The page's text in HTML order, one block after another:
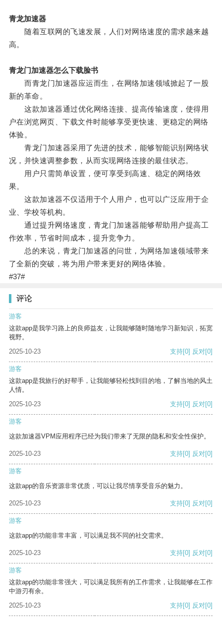
青龙加速器
随着互联网的飞速发展，人们对网络速度的需求越来越
高。
青龙门加速器怎么下载脸书
而青龙门加速器应运而生，在网络加速领域掀起了一股
新的革命。
这款加速器通过优化网络连接、提高传输速度，使得用
户在浏览网页、下载文件时能够享受更快速、更稳定的网络
体验。
青龙门加速器采用了先进的技术，能够智能识别网络状
况，并快速调整参数，从而实现网络连接的最佳状态。
用户只需简单设置，便可享受到高速、稳定的网络效
果。
这款加速器不仅适用于个人用户，也可以广泛应用于企
业、学校等机构。
通过提升网络速度，青龙门加速器能够帮助用户提高工
作效率，节省时间成本，提升竞争力。
总的来说，青龙门加速器的问世，为网络加速领域带来
了全新的突破，将为用户带来更好的网络体验。
#37#
评论
游客
这款app是我学习路上的良师益友，让我能够随时随地学习新知识，拓宽
视野。
2025-10-23
支持[0] 反对[0]
游客
这款app是我旅行的好帮手，让我能够轻松找到目的地，了解当地的风土
人情。
2025-10-23
支持[0] 反对[0]
游客
这款加速器VPM应用程序已经为我们带来了无限的隐私和安全性保护。
2025-10-23 支持[0] 反对[0]
游客
这款app的音乐资源非常优质，可以让我尽情享受音乐的魅力。
2025-10-23 支持[0] 反对[0]
游客
这款app的功能非常丰富，可以满足我不同的社交需求。
2025-10-23 支持[0] 反对[0]
游客
这款app的功能非常强大，可以满足我所有的工作需求，让我能够在工作
中游刃有余。
2025-10-23
支持[0] 反对[0]